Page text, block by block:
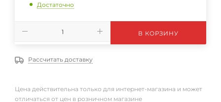
Достаточно
В КОРЗИНУ
Рассчитать доставку
Цена действительна только для интернет-магазина и может
отличаться от цен в розничном магазине